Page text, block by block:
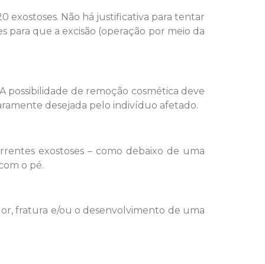
exostoses. Não há justificativa para tentar
para que a excisão (operação por meio da
possibilidade de remoção cosmética deve
desejada pelo indivíduo afetado.
exostoses – como debaixo de uma
o pé.
fratura e/ou o desenvolvimento de uma